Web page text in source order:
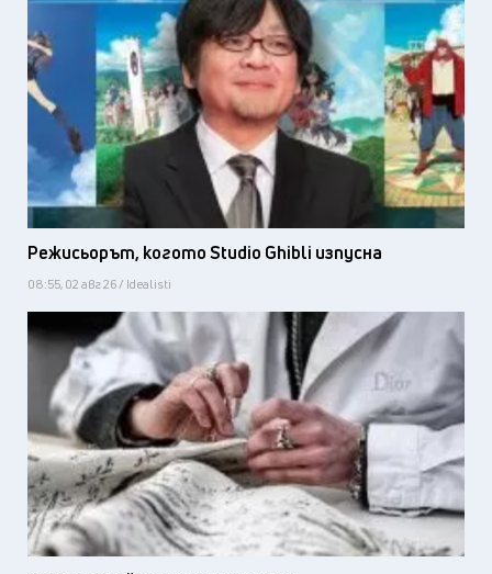
Режисьорът, когото Studio Ghibli изпусна
08:55, 02 авг 26 / Idealisti